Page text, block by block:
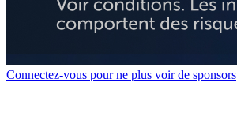
Connectez-vous pour ne plus voir de sponsors